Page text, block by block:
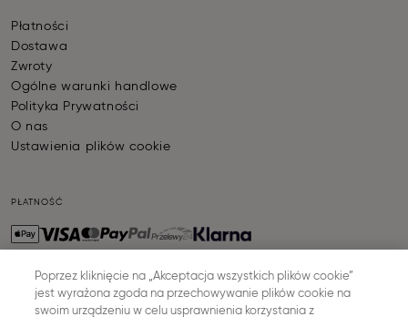
Płatności
Dostawa
Zwroty
Ogólne warunki handlowe
Polityka Prywatności
O nas
Ustawienia plików cookie
PŁATNOŚĆ
WYSYŁKA
Poprzez kliknięcie na „Akceptacja wszystkich plików cookie”
jest wyrażona zgoda na przechowywanie plików cookie na
swoim urządzeniu w celu usprawnienia korzystania z